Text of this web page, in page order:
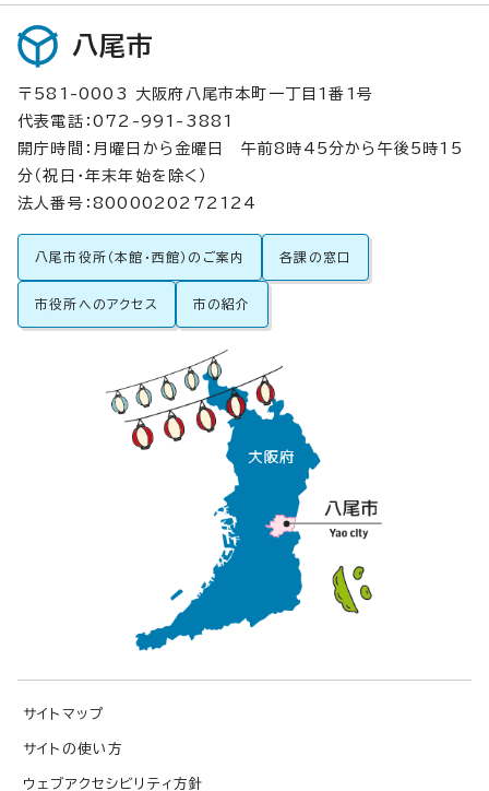
八尾市
〒581-0003 大阪府八尾市本町一丁目1番1号
代表電話：072-991-3881
開庁時間：月曜日から金曜日 午前8時45分から午後5時15
分（祝日・年末年始を除く）
法人番号：8000020272124
八尾市役所（本館・西館）のご案内 各課の窓口
市役所へのアクセス 市の紹介
サイトマップ
サイトの使い方
ウェブアクセシビリティ方針